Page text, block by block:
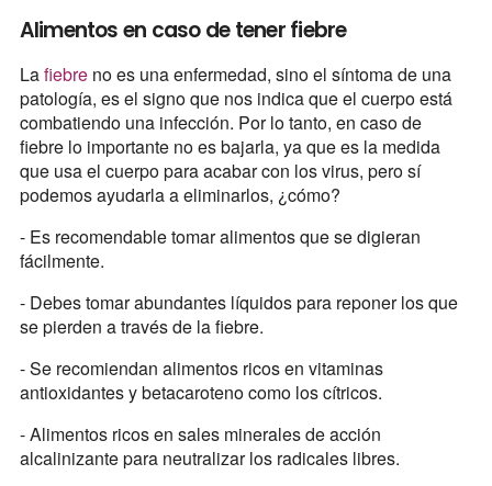
Alimentos en caso de tener fiebre
Lafiebreno es una enfermedad, sino el síntoma de una
patología, es el signo que nos indica que el cuerpo está
combatiendo una infección. Por lo tanto, en caso de
fiebre lo importante no es bajarla, ya que es la medida
que usa el cuerpo para acabar con los virus, pero sí
podemos ayudarla a eliminarlos, ¿cómo?
- Es recomendable tomar alimentos que se digieran
fácilmente.
- Debes tomar abundantes líquidos para reponer los que
se pierden a través de la fiebre.
- Se recomiendan alimentos ricos en vitaminas
antioxidantes y betacaroteno como los cítricos.
- Alimentos ricos en sales minerales de acción
alcalinizante para neutralizar los radicales libres.